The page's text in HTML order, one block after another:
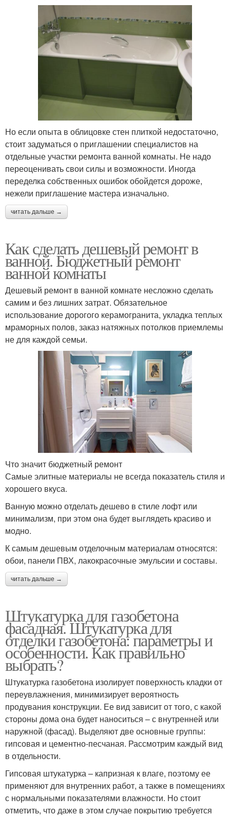
Но если опыта в облицовке стен плиткой недостаточно,
стоит задуматься о приглашении специалистов на
отдельные участки ремонта ванной комнаты. Не надо
переоценивать свои силы и возможности. Иногда
переделка собственных ошибок обойдется дороже,
нежели приглашение мастера изначально.
читать дальше →
Как сделать дешевый ремонт в
ванной. Бюджетный ремонт
ванной комнаты
Дешевый ремонт в ванной комнате несложно сделать
самим и без лишних затрат. Обязательное
использование дорогого керамогранита, укладка теплых
мраморных полов, заказ натяжных потолков приемлемы
не для каждой семьи.
Что значит бюджетный ремонт
Самые элитные материалы не всегда показатель стиля и
хорошего вкуса.
Ванную можно отделать дешево в стиле лофт или
минимализм, при этом она будет выглядеть красиво и
модно.
К самым дешевым отделочным материалам относятся:
обои, панели ПВХ, лакокрасочные эмульсии и составы.
читать дальше →
Штукатурка для газобетона
фасадная. Штукатурка для
отделки газобетона: параметры и
особенности. Как правильно
выбрать?
Штукатурка газобетона изолирует поверхность кладки от
переувлажнения, минимизирует вероятность
продувания конструкции. Ее вид зависит от того, с какой
стороны дома она будет наноситься – с внутренней или
наружной (фасад). Выделяют две основные группы:
гипсовая и цементно-песчаная. Рассмотрим каждый вид
в отдельности.
Гипсовая штукатурка – капризная к влаге, поэтому ее
применяют для внутренних работ, а также в помещениях
с нормальными показателями влажности. Но стоит
отметить, что даже в этом случае покрытию требуется